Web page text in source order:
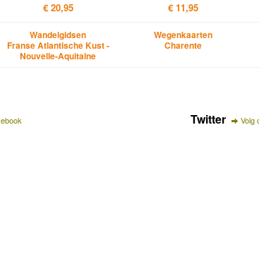
€ 20,95
Wandelgidsen
Franse Atlantische Kust -
Nouvelle-Aquitaine
€ 11,95
Wegenkaarten
Charente
Twitter Volg